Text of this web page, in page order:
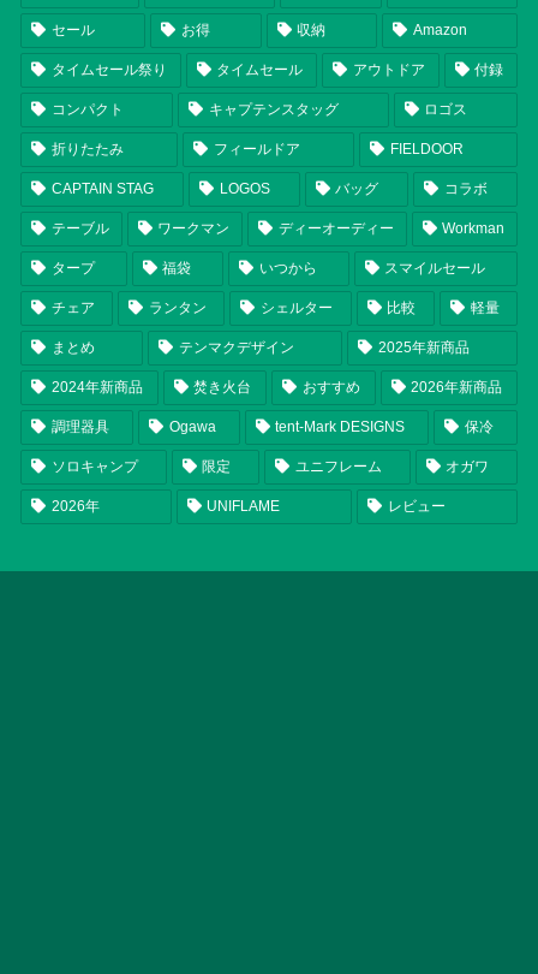
セール お得 収納 Amazon
タイムセール祭り タイムセール アウトドア 付録
コンパクト キャプテンスタッグ ロゴス
折りたたみ フィールドア FIELDOOR
CAPTAIN STAG LOGOS バッグ コラボ
テーブル ワークマン ディーオーディー Workman
タープ 福袋 いつから スマイルセール
チェア ランタン シェルター 比較 軽量
まとめ テンマクデザイン 2025年新商品
2024年新商品 焚き火台 おすすめ 2026年新商品
調理器具 Ogawa tent-Mark DESIGNS 保冷
ソロキャンプ 限定 ユニフレーム オガワ
2026年 UNIFLAME レビュー